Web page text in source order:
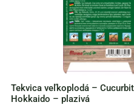
Tekvica veľkoplodá –
Hokkaido – plazivá